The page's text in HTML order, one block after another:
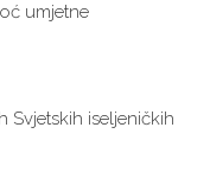
umjetne
Svjetskih iseljeničkih